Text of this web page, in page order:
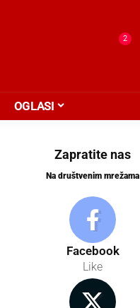
2
OGLASI
Zapratite nas
Na društvenim mrežama
Facebook
Like